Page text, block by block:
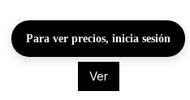
Para ver precios, inicia sesión
Ver